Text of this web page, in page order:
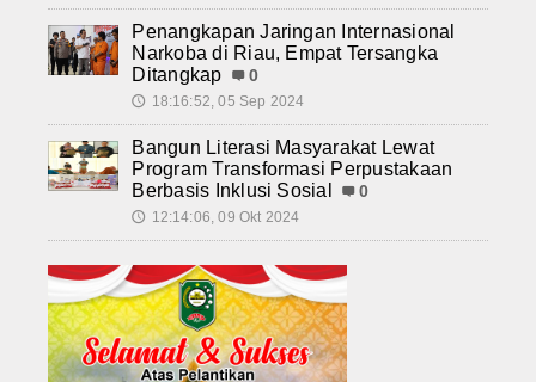
Penangkapan Jaringan Internasional
Narkoba di Riau, Empat Tersangka
Ditangkap
0
🕔 18:16:52, 05 Sep 2024
Bangun Literasi Masyarakat Lewat
Program Transformasi Perpustakaan
Berbasis Inklusi Sosial
0
🕔 12:14:06, 09 Okt 2024